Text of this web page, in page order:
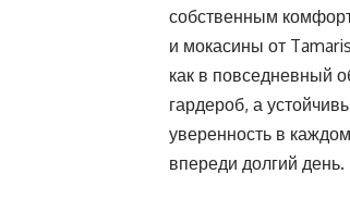
собственным
и мокасины от
как в повседневный
гардероб, а
уверенность в
впереди долгий день.